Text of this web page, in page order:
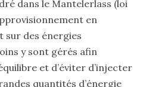
dans le Mantelerlass (loi
en
des énergies
y sont gérés afin
et d’éviter d’injecter
quantités d’énergie